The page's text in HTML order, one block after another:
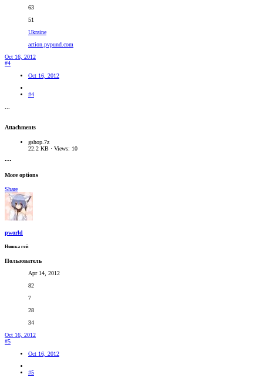
63
51
Ukraine
action.pvpund.com
Oct 16, 2012
#4
Oct 16, 2012
#4
Attachments
gshop.7z
22.2 KB · Views: 10
•••
More options
Share
pworld
Няшка гей
Пользователь
Apr 14, 2012
82
7
28
34
Oct 16, 2012
#5
Oct 16, 2012
#5